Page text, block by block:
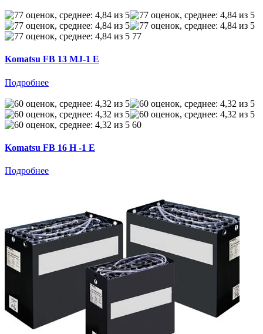
77
Komatsu FB 13 MJ-1 E
Подробнее
60
Komatsu FB 16 H -1 E
Подробнее